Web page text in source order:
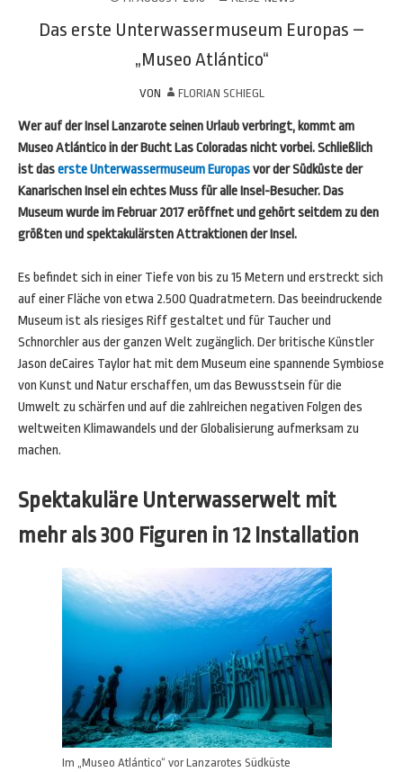
Das erste Unterwassermuseum Europas –
„Museo Atlántico“
VON FLORIAN SCHIEGL
Wer auf der Insel Lanzarote seinen Urlaub verbringt, kommt am
Museo Atlántico in der Bucht Las Coloradas nicht vorbei. Schließlich
ist daserste Unterwassermuseum Europasvor der Südküste der
Kanarischen Insel ein echtes Muss für alle Insel-Besucher. Das
Museum wurde im Februar 2017 eröffnet und gehört seitdem zu den
größten und spektakulärsten Attraktionen der Insel.
Es befindet sich in einer Tiefe von bis zu 15 Metern und erstreckt sich
auf einer Fläche von etwa 2.500 Quadratmetern. Das beeindruckende
Museum ist als riesiges Riff gestaltet und für Taucher und
Schnorchler aus der ganzen Welt zugänglich. Der britische Künstler
Jason deCaires Taylor hat mit dem Museum eine spannende Symbiose
von Kunst und Natur erschaffen, um das Bewusstsein für die
Umwelt zu schärfen und auf die zahlreichen negativen Folgen des
weltweiten Klimawandels und der Globalisierung aufmerksam zu
machen.
Spektakuläre Unterwasserwelt mit
mehr als 300 Figuren in 12 Installation
Im „Museo Atlántico“ vor Lanzarotes Südküste